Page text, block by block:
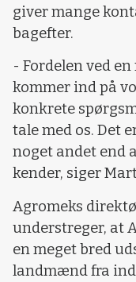
giver mange
bagefter.
- Fordelen ved
kommer ind på
konkrete
tale med os. Det
noget andet end
kender, siger
Agromeks
understreger, at
en meget bred
landmænd fra